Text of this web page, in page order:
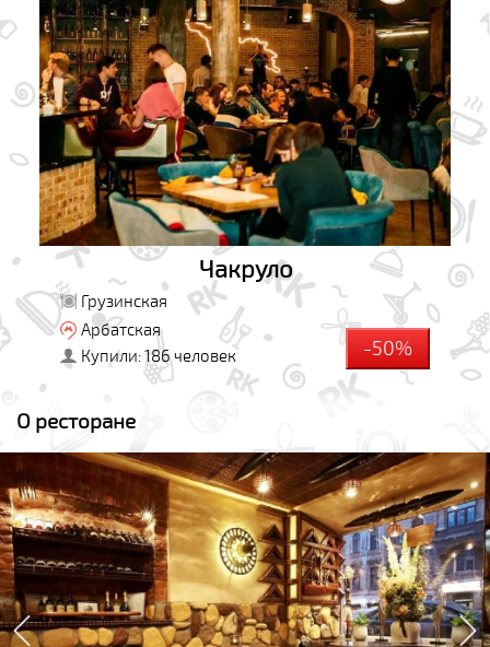
Чакруло
Грузинская
Арбатская
Купили: 186 человек
-50%
О ресторане